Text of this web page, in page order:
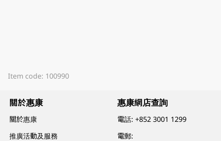
Item code: 100990
關於惠康
關於惠康
推廣活動及服務
惠康網店查詢
電話:+852 3001 1299
電郵: